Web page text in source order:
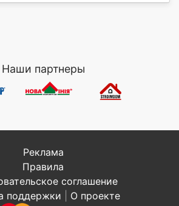
Наши партнеры
Реклама
Правила
соглашение
поддержки
О проекте